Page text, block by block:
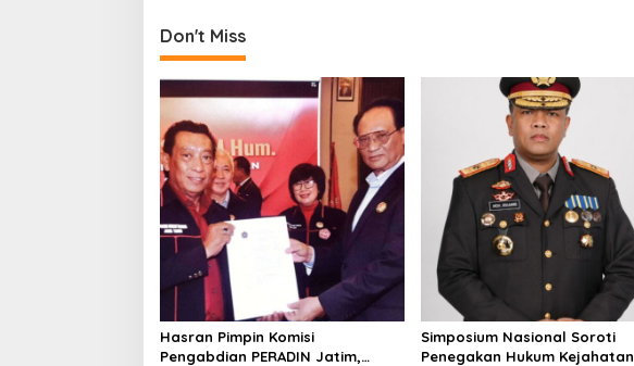
t
n
a
v
i
g
a
t
i
o
n
Don't Miss
Hasran Pimpin Komisi
Pengabdian PERADIN Jatim,
Simposium Nasional Soroti
Penegakan Hukum Kejahatan